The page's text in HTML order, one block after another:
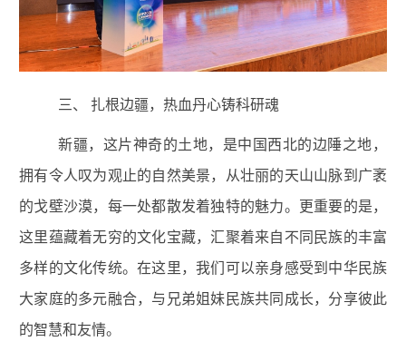
三、 扎根边疆，热血丹心铸科研魂
新疆，这片神奇的土地，是中国西北的边陲之地，
拥有令人叹为观止的自然美景，从壮丽的天山山脉到广袤
的戈壁沙漠，每一处都散发着独特的魅力。更重要的是，
这里蕴藏着无穷的文化宝藏，汇聚着来自不同民族的丰富
多样的文化传统。在这里，我们可以亲身感受到中华民族
大家庭的多元融合，与兄弟姐妹民族共同成长，分享彼此
的智慧和友情。